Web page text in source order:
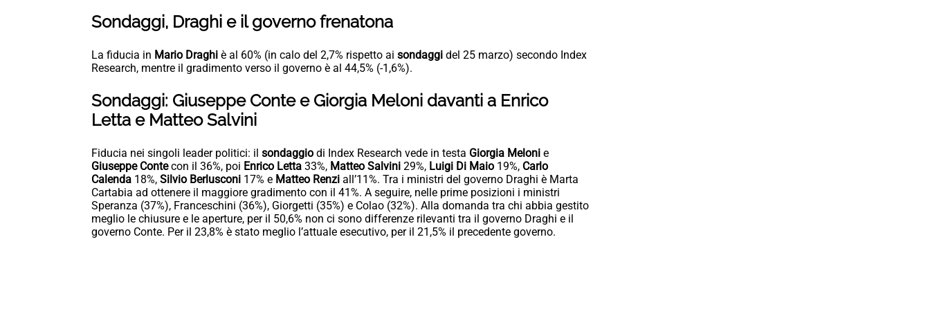
Sondaggi, Draghi e il governo frenatona
La fiducia in Mario Draghi è al 60% (in calo del 2,7% rispetto ai sondaggi del 25 marzo) secondo Index
Research, mentre il gradimento verso il governo è al 44,5% (-1,6%).
Sondaggi: Giuseppe Conte e Giorgia Meloni davanti a Enrico
Letta e Matteo Salvini
Fiducia nei singoli leader politici: il sondaggio di Index Research vede in testa Giorgia Meloni e
Giuseppe Contecon il 36%, poi Enrico Letta 33%, Matteo Salvini 29%, Luigi Di Maio 19%, Carlo
Calenda 18%, Silvio Berlusconi 17% e Matteo Renzi all’11%. Tra i ministri del governo Draghi è Marta
Cartabia ad ottenere il maggiore gradimento con il 41%. A seguire, nelle prime posizioni i ministri
Speranza (37%), Franceschini (36%), Giorgetti (35%) e Colao (32%). Alla domanda tra chi abbia gestito
meglio le chiusure e le aperture, per il 50,6% non ci sono differenze rilevanti tra il governo Draghi e il
governo Conte. Per il 23,8% è stato meglio l’attuale esecutivo, per il 21,5% il precedente governo.